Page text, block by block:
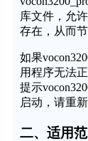
库文件，允
存在，从而
如果
用程序无法
提示
启动，请重新
二、适用